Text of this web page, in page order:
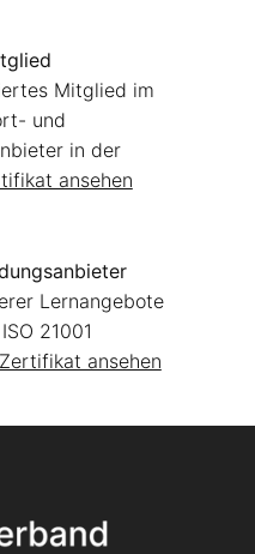
Mitglied im
und
in der
ansehen
Lernangebote
21001
ansehen